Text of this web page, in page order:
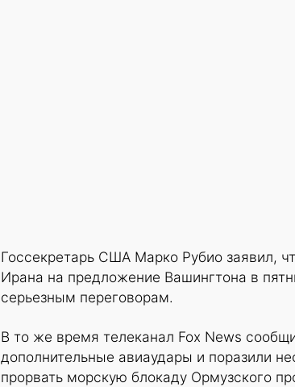
Госсекретарь США Марко Рубио заявил,
Ирана на предложение Вашингтона в
серьезным переговорам.
В то же время телеканал Fox News
дополнительные авиаудары и поразили
прорвать морскую блокаду Ормузского